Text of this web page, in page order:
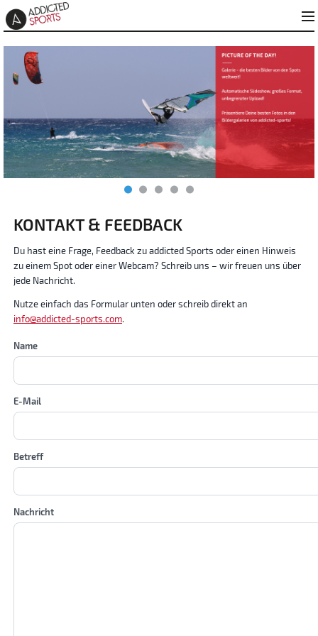
KONTAKT & FEEDBACK
Du hast eine Frage, Feedback zu addicted Sports oder einen Hinweis
zu einem Spot oder einer Webcam? Schreib uns – wir freuen uns über
jede Nachricht.
Nutze einfach das Formular unten oder schreib direkt an
info@addicted-sports.com.
Name
E-Mail
Betreff
Nachricht